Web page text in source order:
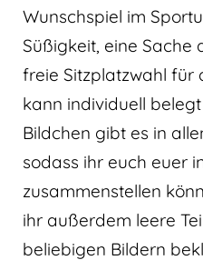
Wunschspiel im
Süßigkeit, eine Sache
freie Sitzplatzwahl für
kann individuell
Bildchen gibt es in
sodass ihr euch euer
zusammenstellen
ihr außerdem leere
beliebigen Bildern